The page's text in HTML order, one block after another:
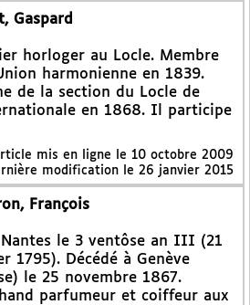
Gaspard
horloger au Locle. Membre
harmonienne en 1839.
de la section du Locle de
en 1868. Il participe
mis en ligne le 10 octobre 2009
modification le 26 janvier 2015
François
Nantes le 3 ventôse an III (21
1795). Décédé à Genève
le 25 novembre 1867.
parfumeur et coiffeur aux